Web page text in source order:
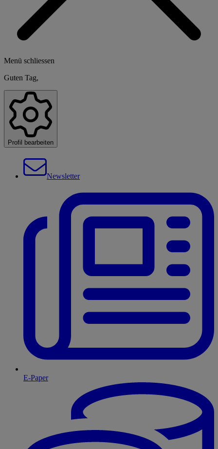
Menü schliessen
Guten Tag,
Profil bearbeiten
Newsletter
E-Paper